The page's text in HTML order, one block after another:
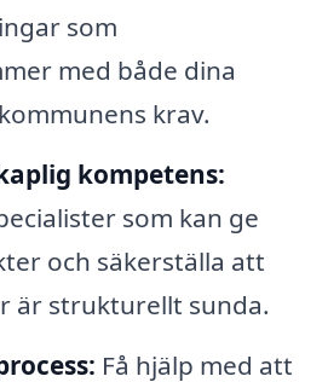
som
med både dina
krav.
kompetens:
som kan ge
och säkerställa att
är strukturellt sunda.
Få hjälp med att